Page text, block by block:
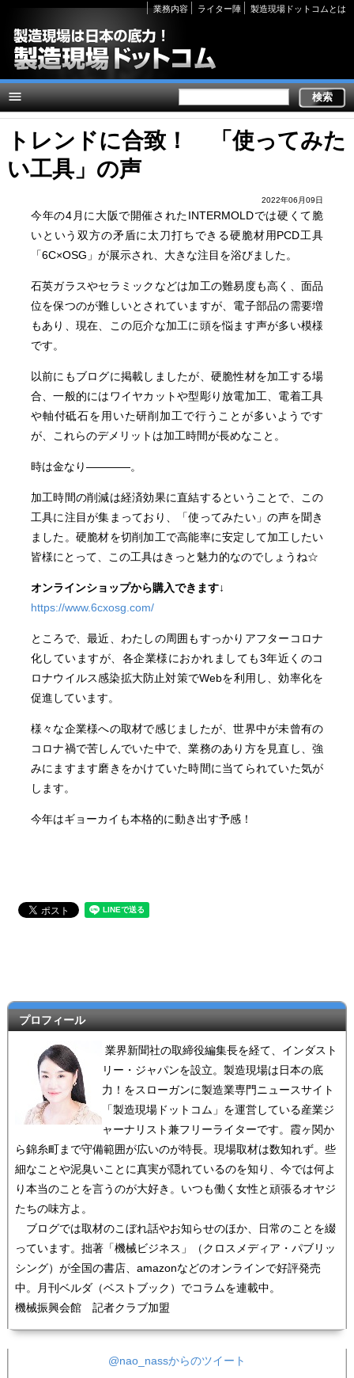
Secondary
links
業務内容 ライター陣 製造現場ドットコムとは
トレンドに合致！ 「使ってみた
い工具」の声
2022年06月09日
今年の4月に大阪で開催されたINTERMOLDでは硬くて脆
いという双方の矛盾に太刀打ちできる硬脆材用PCD工具
「6C×OSG」が展示され、大きな注目を浴びました。
石英ガラスやセラミックなどは加工の難易度も高く、面品
位を保つのが難しいとされていますが、電子部品の需要増
もあり、現在、この厄介な加工に頭を悩ます声が多い模様
です。
以前にもブログに掲載しましたが、硬脆性材を加工する場
合、一般的にはワイヤカットや型彫り放電加工、電着工具
や軸付砥石を用いた研削加工で行うことが多いようです
が、これらのデメリットは加工時間が長めなこと。
時は金なり――――。
加工時間の削減は経済効果に直結するということで、この
工具に注目が集まっており、「使ってみたい」の声を聞き
ました。硬脆材を切削加工で高能率に安定して加工したい
皆様にとって、この工具はきっと魅力的なのでしょうね☆
オンラインショップから購入できます↓
https://www.6cxosg.com/
ところで、最近、わたしの周囲もすっかりアフターコロナ
化していますが、各企業様におかれましても3年近くのコ
ロナウイルス感染拡大防止対策でWebを利用し、効率化を
促進しています。
様々な企業様への取材で感じましたが、世界中が未曾有の
コロナ禍で苦しんでいた中で、業務のあり方を見直し、強
みにますます磨きをかけていた時間に当てられていた気が
します。
今年はギョーカイも本格的に動き出す予感！
プロフィール
業界新聞社の取締役編集長を経て、インダスト
リー・ジャパンを設立。製造現場は日本の底
力！をスローガンに製造業専門ニュースサイト
「製造現場ドットコム」を運営している産業ジ
ャーナリスト兼フリーライターです。霞ヶ関か
ら錦糸町まで守備範囲が広いのが特長。現場取材は数知れず。些
細なことや泥臭いことに真実が隠れているのを知り、今では何よ
り本当のことを言うのが大好き。いつも働く女性と頑張るオヤジ
たちの味方よ。
ブログでは取材のこぼれ話やお知らせのほか、日常のことを綴
っています。拙著「機械ビジネス」（クロスメディア・パブリッ
シング）が全国の書店、amazonなどのオンラインで好評発売
中。月刊ベルダ（ベストブック）でコラムを連載中。
機械振興会館 記者クラブ加盟
@nao_nassからのツイート